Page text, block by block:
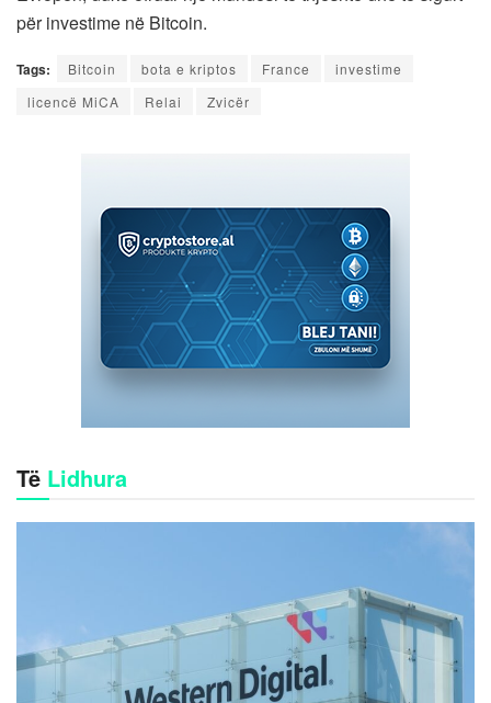
për investime në Bitcoin.
Tags: Bitcoin bota e kriptos France
investime
licencë MiCA
Relai Zvicër
Të Lidhura